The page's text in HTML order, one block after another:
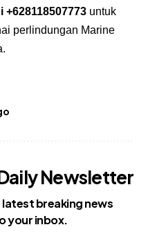
+628118507773 untuk
perlindungan Marine
Newsletter
latest breaking news
your inbox.